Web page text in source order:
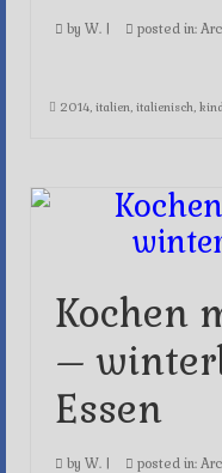
by W. | posted in:
2014 italien italienisch
Kochen
–
Essen
by W. | posted in: